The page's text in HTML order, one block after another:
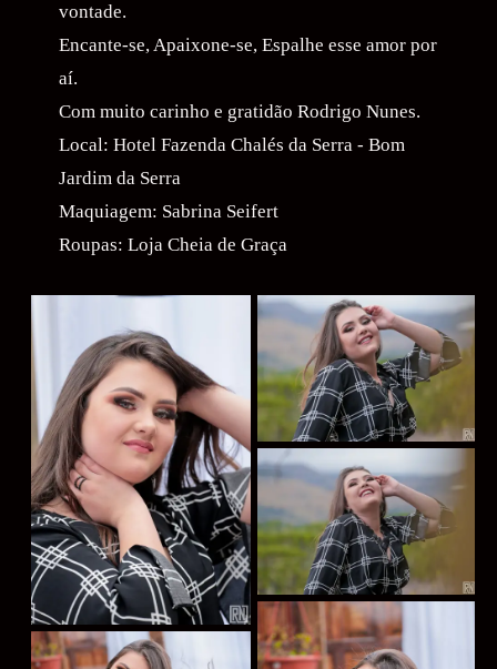
vontade.
Encante-se, Apaixone-se, Espalhe esse amor por
aí.
Com muito carinho e gratidão Rodrigo Nunes.
Local: Hotel Fazenda Chalés da Serra - Bom
Jardim da Serra
Maquiagem: Sabrina Seifert
Roupas: Loja Cheia de Graça